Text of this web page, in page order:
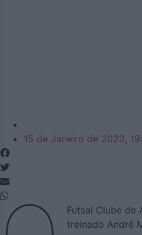
15 de Janeiro de 2023,
Futsal Clube de
treinado André